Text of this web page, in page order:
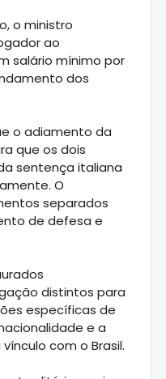
o ministro
ao
salário mínimo por
dos
o adiamento da
que os dois
sentença italiana
O
separados
de defesa e
distintos para
específicas de
e a
com o Brasil.